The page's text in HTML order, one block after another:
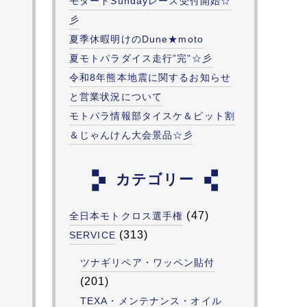
彡
夏季休暇明けのDune★moto
夏モトパラダイス走行”完”☆彡
令和8年熊本地震に関するお知らせ
と営業状況について
モトパラ情報部タイスケ＆ピット割
＆じゃんけん大会景品☆彡
カテゴリー
全日本モトクロス選手権 (47)
SERVICE (313)
ツナギリペア・ワッペン貼付
(201)
TEXA・メンテナンス・オイル